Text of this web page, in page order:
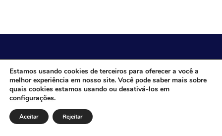
CÂMARA MUNICIPAL DE ITACARAMBI - MG
Endereço: Av. Juca Nascimento, n.º 240, Nossa Senhora
de Fátima, Itacarambi/MG – CEP: 39470-000 Email:
Telefone: Horário de Funcionamento: De segunda-à
Estamos usando cookies de terceiros para oferecer a você a
melhor experiência em nosso site. Você pode saber mais sobre
quais cookies estamos usando ou desativá-los em
configurações.
Aceitar Rejeitar